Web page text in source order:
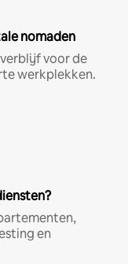
nomaden
voor de
werkplekken.
en